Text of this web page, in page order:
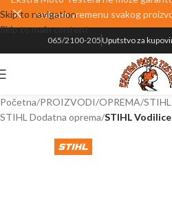
Skip to navigation
Skip to main content
realnom vremenu svakog
065/2100-205Uputstvo za
Početna PROIZVODI OPREMA
STIHL Dodatna oprema STIHL Vodilice